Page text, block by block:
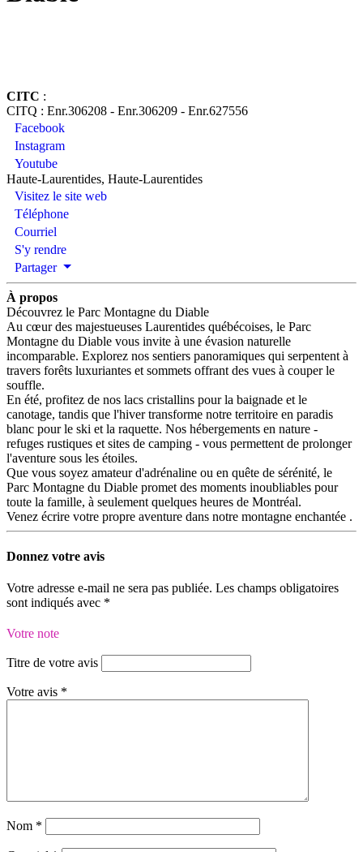
CITC :
CITQ : Enr.306208 - Enr.306209 - Enr.627556
Facebook
Instagram
Youtube
Haute-Laurentides, Haute-Laurentides
Visitez le site web
Téléphone
Courriel
S'y rendre
Partager
À propos
Découvrez le Parc Montagne du Diable
Au cœur des majestueuses Laurentides québécoises, le Parc
Montagne du Diable vous invite à une évasion naturelle
incomparable. Explorez nos sentiers panoramiques qui serpentent à
travers forêts luxuriantes et sommets offrant des vues à couper le
souffle.
En été, profitez de nos lacs cristallins pour la baignade et le
canotage, tandis que l'hiver transforme notre territoire en paradis
blanc pour le ski et la raquette. Nos hébergements en nature -
refuges rustiques et sites de camping - vous permettent de prolonger
l'aventure sous les étoiles.
Que vous soyez amateur d'adrénaline ou en quête de sérénité, le
Parc Montagne du Diable promet des moments inoubliables pour
toute la famille, à seulement quelques heures de Montréal.
Venez écrire votre propre aventure dans notre montagne enchantée .
Donnez votre avis
Votre adresse e-mail ne sera pas publiée. Les champs obligatoires
sont indiqués avec *
Votre note
Titre de votre avis
Votre avis *
Nom *